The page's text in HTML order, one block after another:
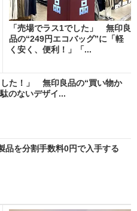
「売場でラス1でした」 無印良
品の“249円エコバッグ”に「軽
く安く、便利！」「...
した！」 無印良品の“買い物か
のないデザイ...
品を分割手数料0円で入手する